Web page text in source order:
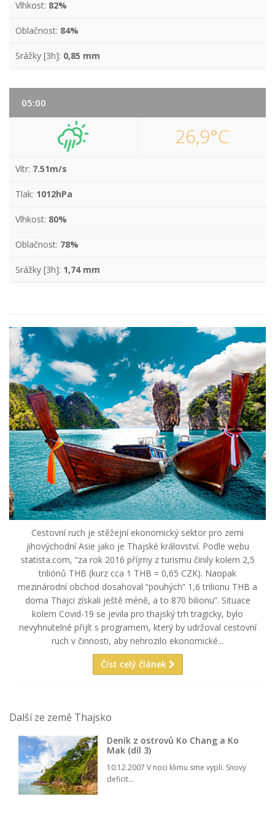
Vlhkost: 82%
Oblačnost: 84%
Srážky [3h]: 0,85 mm
05:00
26,9°C
Vítr: 7.51m/s
Tlak: 1012hPa
Vlhkost: 80%
Oblačnost: 78%
Srážky [3h]: 1,74 mm
Cestovní ruch je stěžejní ekonomický sektor pro zemi
jihovýchodní Asie jako je Thajské království. Podle webu
statista.com, “za rok 2016 příjmy z turismu činily kolem 2,5
triliónů THB (kurz cca 1 THB = 0,65 CZK). Naopak
mezinárodní obchod dosahoval “pouhých” 1,6 trilionu THB a
doma Thajci získali ještě méně, a to 870 bilionu”. Situace
kolem Covid-19 se jevila pro thajský trh tragicky, bylo
nevyhnutelné přijít s programem, který by udržoval cestovní
ruch v činnosti, aby nehrozilo ekonomické...
Číst celý článek
Další ze země Thajsko
Deník z ostrovů Ko Chang a Ko
Mak (díl 3)
10.12.2007 V noci klimu sme vypli. Snovy
deficit...